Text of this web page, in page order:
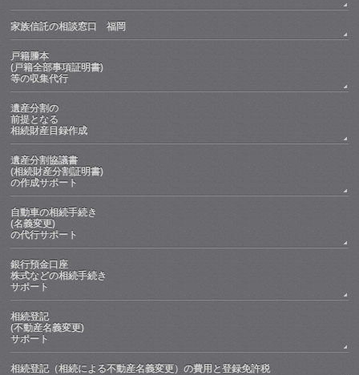
家族信託の相談窓口 福岡
戸籍謄本
(戸籍全部事項証明書)
等の収集代行
遺産分割の
前提となる
相続財産目録作成
遺産分割協議書
(相続財産分割証明書)
の作成サポート
自動車の相続手続き
(名義変更)
の代行サポート
銀行預金口座
株式などの相続手続き
サポート
相続登記
(不動産名義変更)
サポート
相続登記（相続による不動産名義変更）の費用と登録免許税